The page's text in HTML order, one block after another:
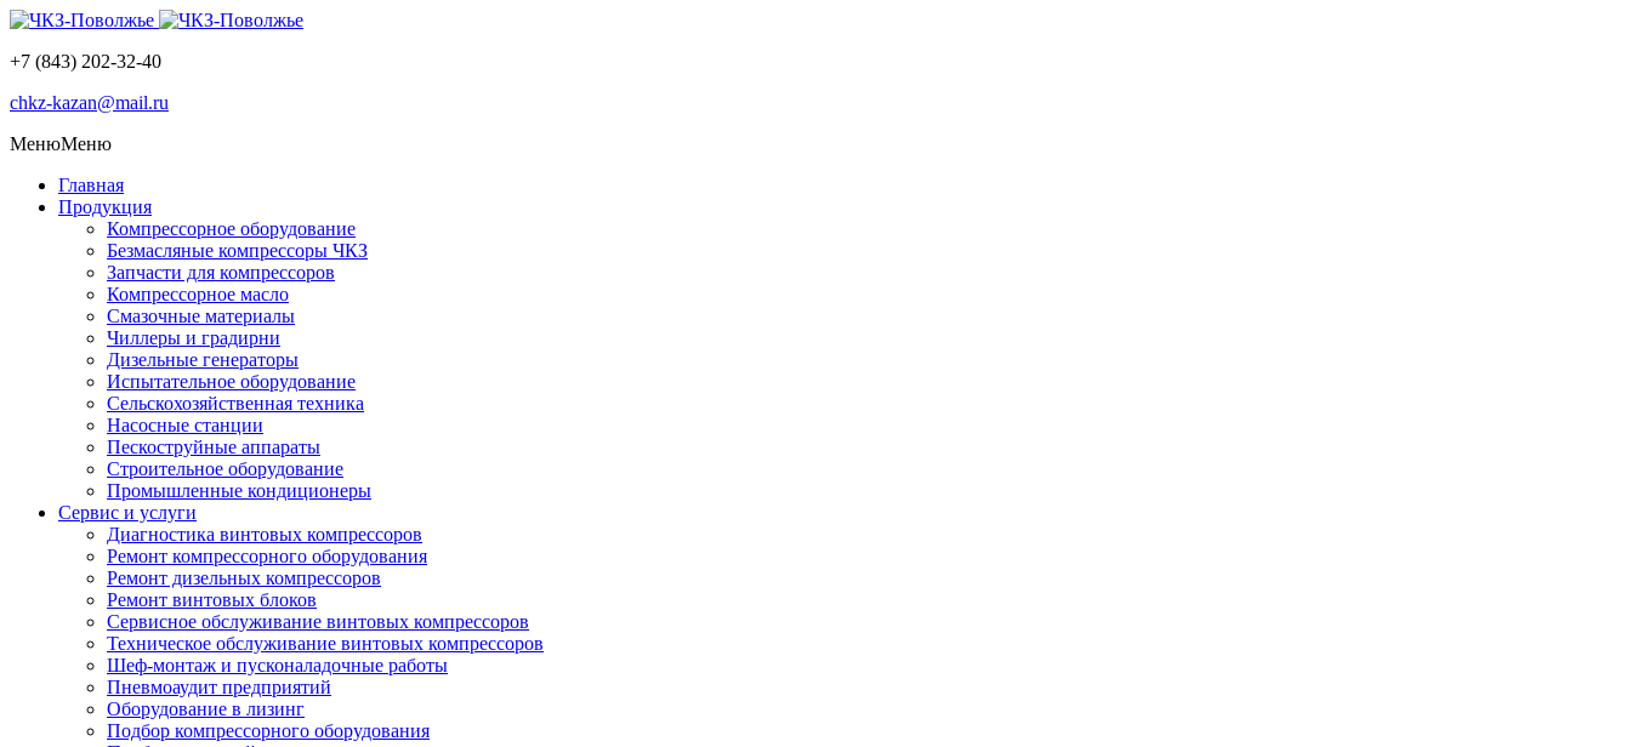
+7 (843) 202-32-40
chkz-kazan@mail.ru
МенюМеню
Главная
Продукция
Компрессорное оборудование
Безмасляные компрессоры ЧКЗ
Запчасти для компрессоров
Компрессорное масло
Смазочные материалы
Чиллеры и градирни
Дизельные генераторы
Испытательное оборудование
Сельскохозяйственная техника
Насосные станции
Пескоструйные аппараты
Строительное оборудование
Промышленные кондиционеры
Сервис и услуги
Диагностика винтовых компрессоров
Ремонт компрессорного оборудования
Ремонт дизельных компрессоров
Ремонт винтовых блоков
Сервисное обслуживание винтовых компрессоров
Техническое обслуживание винтовых компрессоров
Шеф-монтаж и пусконаладочные работы
Пневмоаудит предприятий
Оборудование в лизинг
Подбор компрессорного оборудования